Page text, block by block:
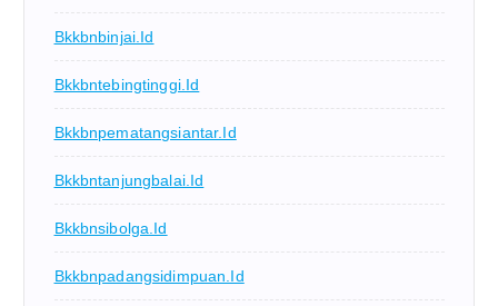
Bkkbnbinjai.id
Bkkbntebingtinggi.id
Bkkbnpematangsiantar.id
Bkkbntanjungbalai.id
Bkkbnsibolga.id
Bkkbnpadangsidimpuan.id